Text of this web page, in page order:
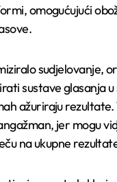
omogućujući
sudjelovanje,
sustave glasanja
ažuriraju rezultate.
jer mogu
na ukupne